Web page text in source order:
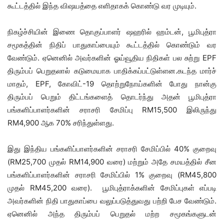
கூட்டத்தில் இந்த விஷயத்தை எளிதாகக் கொண்டு வர முடியும்.
நிகழ்ச்சியின் இணை தொகுப்பாளர் ஷஹரில் ஹம்டன், பூமிபுத்ரா
சமூகத்தின் நிதிப் பாதுகாப்பையும் கூட்டத்தில் கொண்டும் வர
வேண்டும். ஏனெனில் அவர்களின் ஓய்வூதிய நிதிகள் பல சுற்று EPF
திரும்பப் பெறுதலால் கடுமையாக பாதிக்கப்பட்டுள்ளன.கடந்த மார்ச்
மாதம், EPF, கோவிட்-19 தொற்றுநோய்களின் போது நான்கு
திரும்பப் பெறும் திட்டங்களைத் தொடர்ந்து அதன் பூமிபுத்ரா
பங்களிப்பாளர்களின் சராசரி சேமிப்பு RM15,500 இலிருந்து
RM4,900 ஆக 70% சரிந்துள்ளது.
இது இந்திய பங்களிப்பாளர்களின் சராசரி சேமிப்பில் 40% குறைவு
(RM25,700 முதல் RM14,900 வரை) மற்றும் அதே சமயத்தில் சீன
பங்களிப்பாளர்களின் சராசரி சேமிப்பில் 1% குறைவு (RM45,800
முதல் RM45,200 வரை). பூமிபுத்ராக்களின் சேமிப்புகள் எப்படி
அவர்களின் நிதி பாதுகாப்பை வலுப்படுத்துவது பற்றி பேச வேண்டும்.
ஏனெனில் அந்த திரும்பப் பெறுதல் மற்ற சமூகங்களுடன்